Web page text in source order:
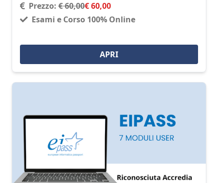
Prezzo: € 60,00€ 60,00
Esami e Corso 100% Online
APRI